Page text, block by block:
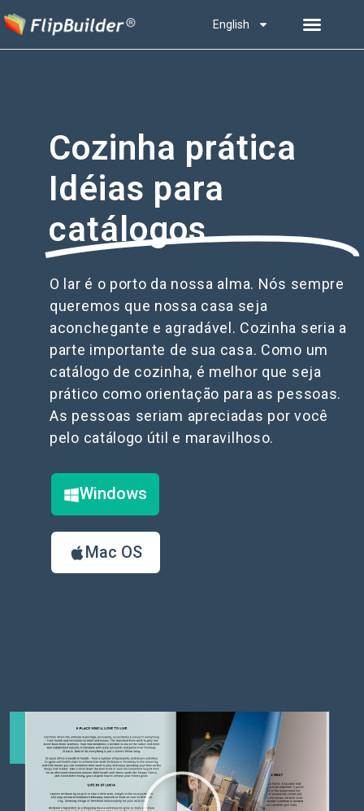
English
Cozinha prática
Idéias para
catálogos
O lar é o porto da nossa alma. Nós sempre
queremos que nossa casa seja
aconchegante e agradável. Cozinha seria a
parte importante de sua casa. Como um
catálogo de cozinha, é melhor que seja
prático como orientação para as pessoas.
As pessoas seriam apreciadas por você
pelo catálogo útil e maravilhoso.
Windows
Mac OS